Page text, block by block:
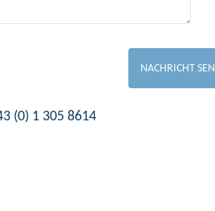
(0) 1 305 8614